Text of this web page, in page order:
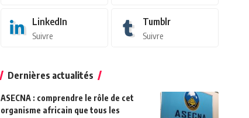
LinkedIn
Suivre
Tumblr
Suivre
Dernières actualités
ASECNA : comprendre le rôle de cet
organisme africain que tous les